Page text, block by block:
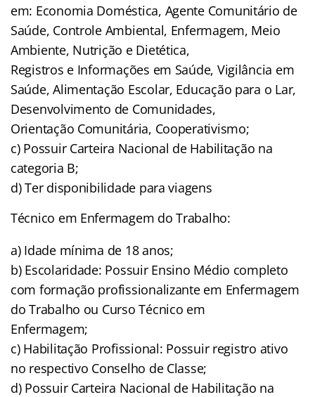
em: Economia Doméstica, Agente Comunitário de
Saúde, Controle Ambiental, Enfermagem, Meio
Ambiente, Nutrição e Dietética,
Registros e Informações em Saúde, Vigilância em
Saúde, Alimentação Escolar, Educação para o Lar,
Desenvolvimento de Comunidades,
Orientação Comunitária, Cooperativismo;
c) Possuir Carteira Nacional de Habilitação na
categoria B;
d) Ter disponibilidade para viagens
Técnico em Enfermagem do Trabalho:
a) Idade mínima de 18 anos;
b) Escolaridade: Possuir Ensino Médio completo
com formação profissionalizante em Enfermagem
do Trabalho ou Curso Técnico em
Enfermagem;
c) Habilitação Profissional: Possuir registro ativo
no respectivo Conselho de Classe;
d) Possuir Carteira Nacional de Habilitação na